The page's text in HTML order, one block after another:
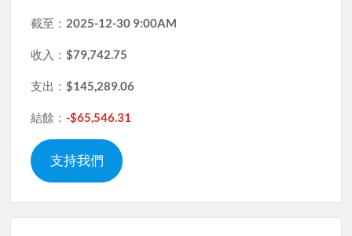
截至： 2025-12-30 9:00AM
收入：$79,742.75
支出：$145,289.06
結餘：-$65,546.31
支持我們